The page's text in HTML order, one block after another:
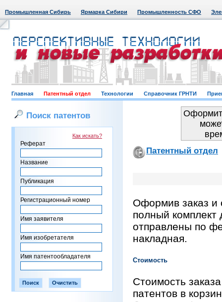
Промышленная Сибирь Ярмарка Сибири Промышленность СФО
Главная Патентный отдел Технологии Справочник ГРНТИ
Поиск патентов
Как искать?
Реферат
Название
Публикация
Регистрационный номер
Имя заявителя
Имя изобретателя
Имя патентообладателя
Патентный отдел
Оформив заказ и
полный комплект
отправлены по
накладная.
Стоимость
Стоимость
патентов в